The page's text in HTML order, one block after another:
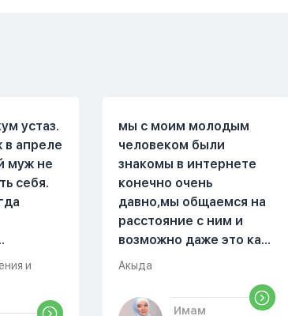
устаз.
апреле
муж не
себя.
на
и
мы с моим молодым
человеком были
знакомы в интернете
конечно очень
давно,мы общаемся на
расстояние с ним и
возможно даже это как
то помешало,знаю о 17
прочитать два раза
Акыда
Имам